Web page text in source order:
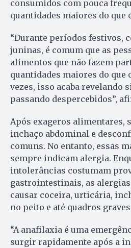
consumidos com pouca
quantidades maiores do que
“Durante períodos festivos,
juninas, é comum que as
alimentos que não fazem
quantidades maiores do que
vezes, isso acaba revelando
passando despercebidos”,
Após exageros alimentares,
inchaço abdominal e
comuns. No entanto, essas
sempre indicam alergia.
intolerâncias costumam
gastrointestinais, as
causar coceira, urticária,
no peito e até quadros
“A anafilaxia é uma
surgir rapidamente após a